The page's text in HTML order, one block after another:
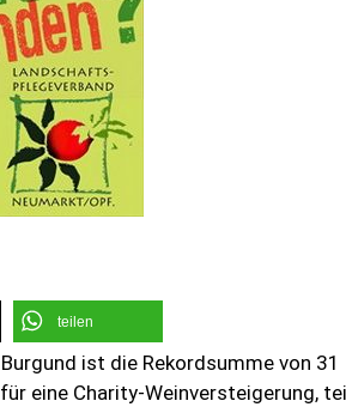
teilen
ist die Rekordsumme von 31
eine Charity-Weinversteigerung,